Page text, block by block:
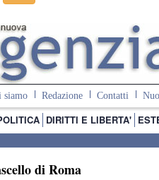
siamo Redazione Contatti
DIRITTI E LIBERTA'
di Roma